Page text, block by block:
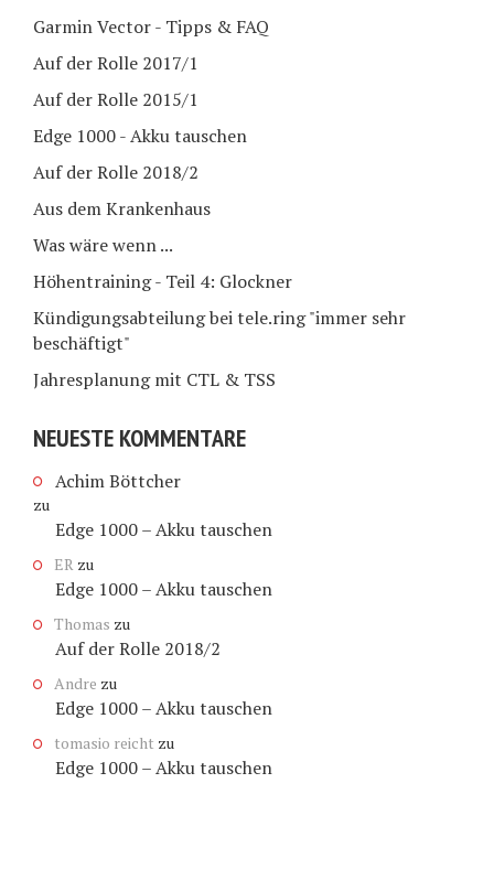
Garmin Vector - Tipps & FAQ
Auf der Rolle 2017/1
Auf der Rolle 2015/1
Edge 1000 - Akku tauschen
Auf der Rolle 2018/2
Aus dem Krankenhaus
Was wäre wenn ...
Höhentraining - Teil 4: Glockner
Kündigungsabteilung bei tele.ring "immer sehr
beschäftigt"
Jahresplanung mit CTL & TSS
NEUESTE KOMMENTARE
Achim Böttcher
zu
Edge 1000 – Akku tauschen
ER zu
Edge 1000 – Akku tauschen
Thomas zu
Auf der Rolle 2018/2
Andre zu
Edge 1000 – Akku tauschen
tomasio reicht zu
Edge 1000 – Akku tauschen